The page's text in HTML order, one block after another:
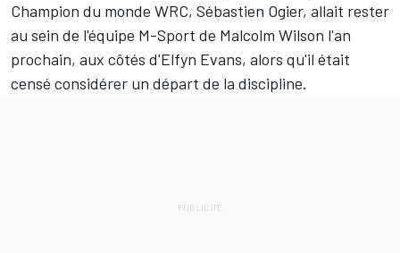
Champion du monde WRC, Sébastien Ogier, allait rester
au sein de l'équipe M-Sport de Malcolm Wilson l'an
prochain, aux côtés d'Elfyn Evans, alors qu'il était
censé considérer un départ de la discipline.